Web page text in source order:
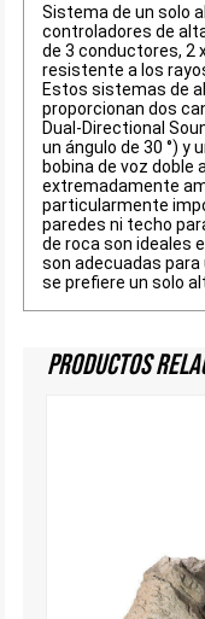
Sistema de un solo
controladores de
de 3 conductores, 2
resistente a los
Estos sistemas de
proporcionan dos
Dual-Directional
un ángulo de 30 °) y
bobina de voz doble
extremadamente
particularmente
paredes ni techo
de roca son ideales
son adecuadas
se prefiere un solo
Productos